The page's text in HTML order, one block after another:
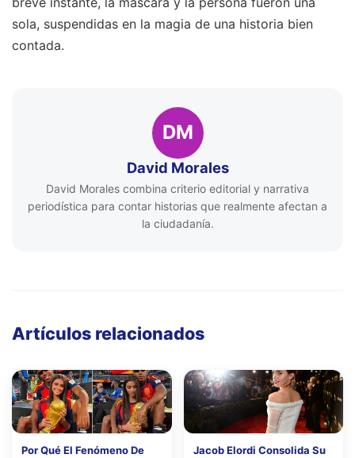
sola, suspendidas en la magia de una historia bien
contada.
DM
David Morales
David Morales combina criterio editorial y narrativa
periodística para contar historias que realmente afectan a
la ciudadanía.
Artículos relacionados
Por Qué El Fenómeno De
Jacob Elordi Consolida Su